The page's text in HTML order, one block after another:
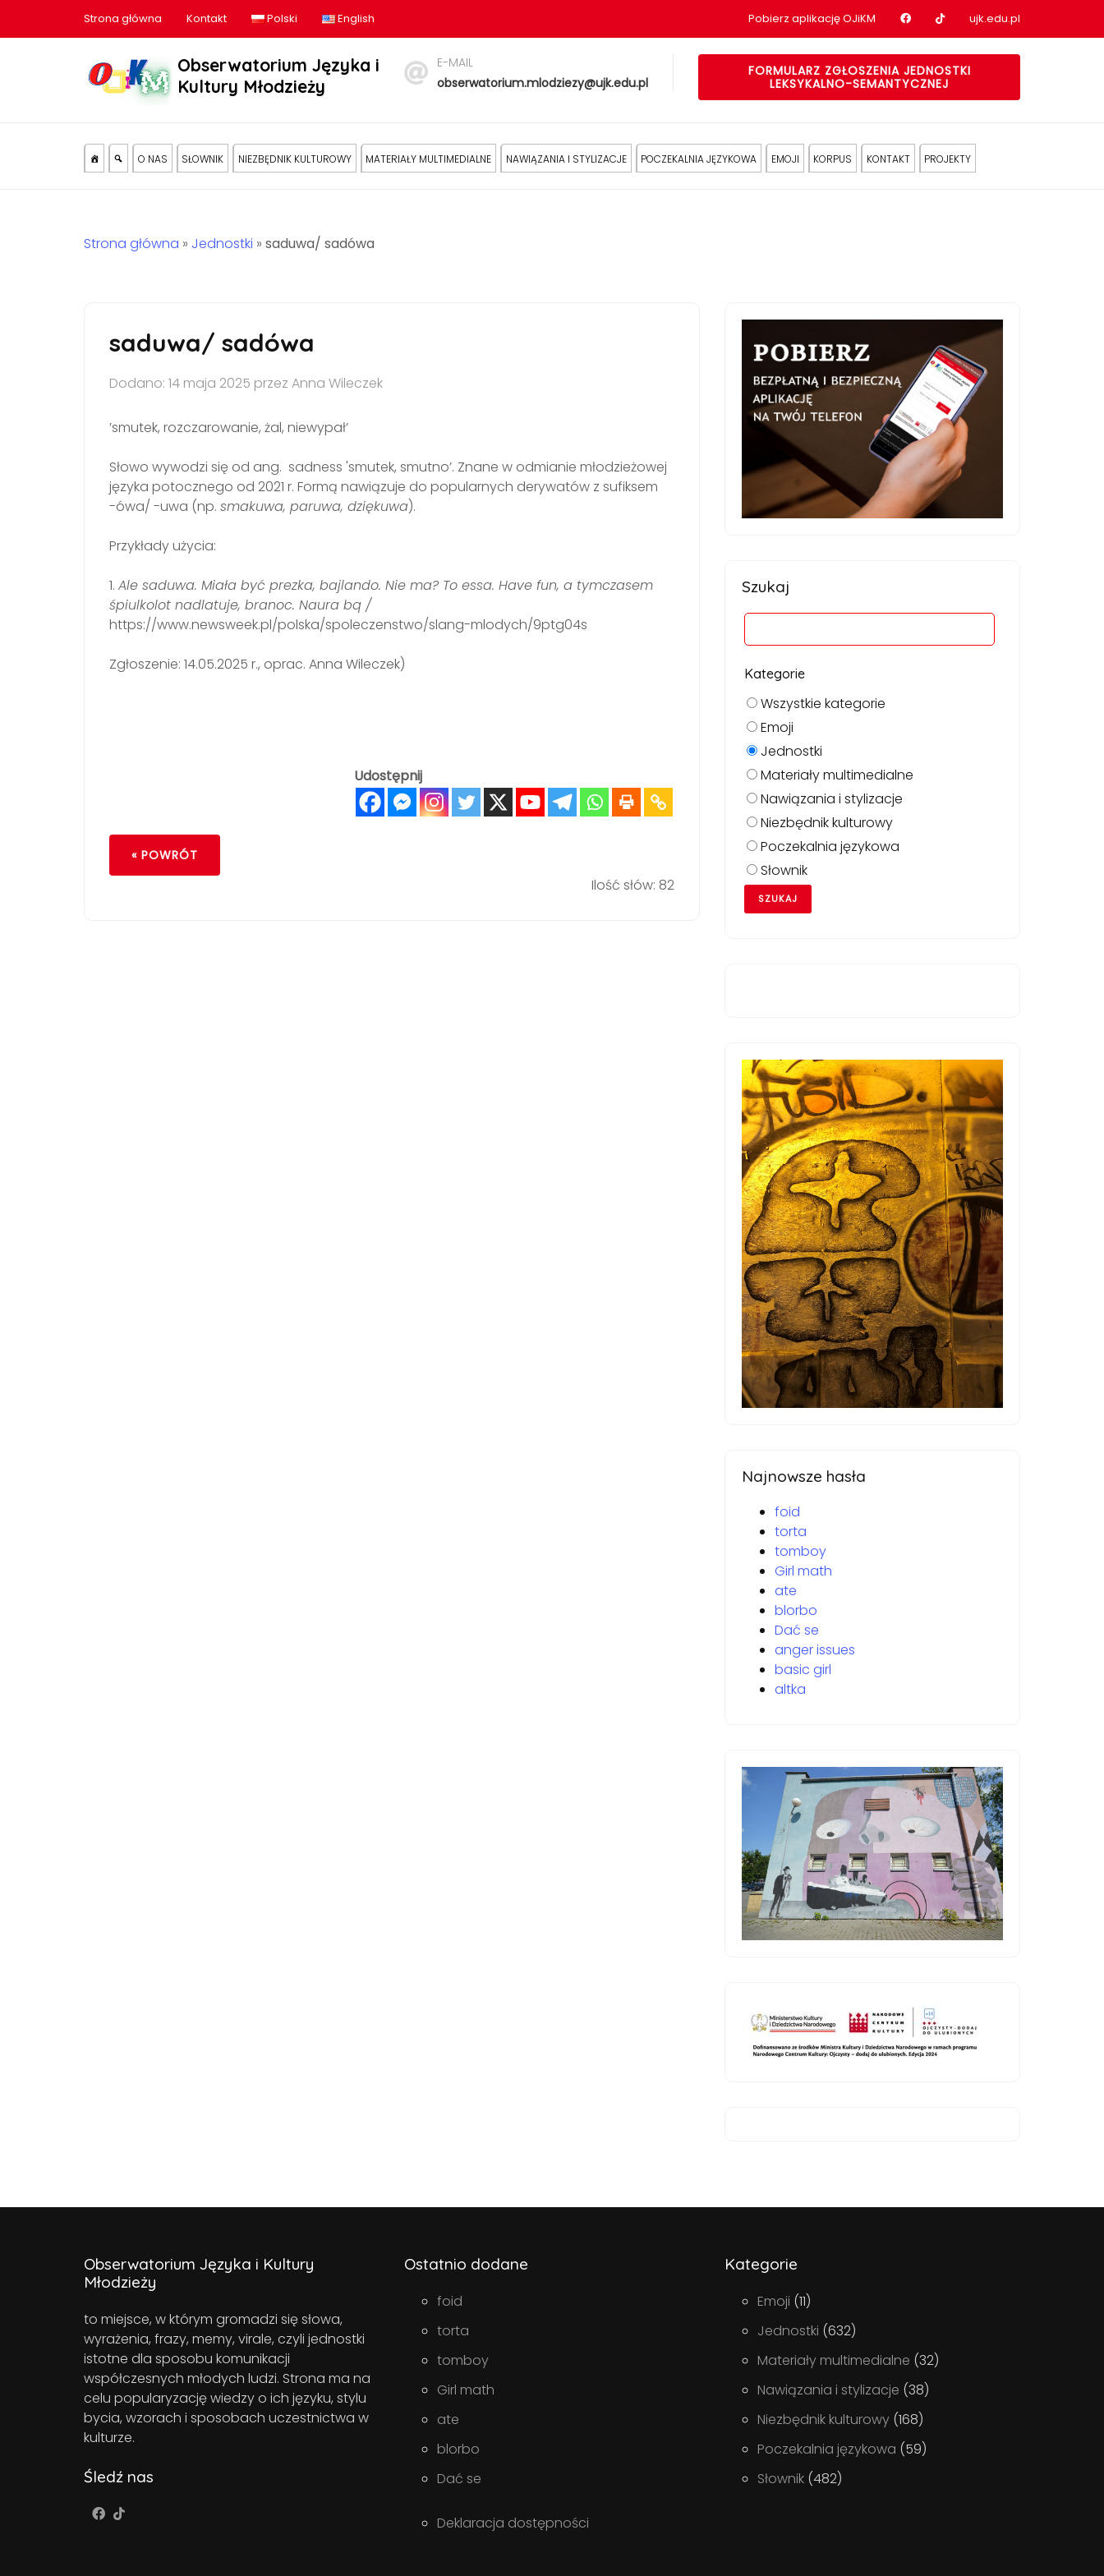
Strona główna Kontakt Polski English Pobierz aplikację OJiKM Nasz profil na Facebook
Nasz profil na tiktok
ujk.edu.pl
Obserwatorium Języka i
Kultury Młodzieży
E-MAIL
obserwatorium.mlodziezy@ujk.edu.pl
FORMULARZ ZGŁOSZENIA JEDNOSTKI
LEKSYKALNO-SEMANTYCZNEJ
O NAS SŁOWNIK NIEZBĘDNIK KULTUROWY MATERIAŁY MULTIMEDIALNE NAWIĄZANIA I STYLIZACJE POCZEKALNIA JĘZYKOWA EMOJI KORPUS KONTAKT PROJEKTY
Strona główna » Jednostki » saduwa/ sadówa
saduwa/ sadówa
Dodano: 14 maja 2025 przez Anna Wileczek
’smutek, rozczarowanie, żal, niewypał’
Słowo wywodzi się od ang. sadness 'smutek, smutno’. Znane w odmianie młodzieżowej
języka potocznego od 2021 r. Formą nawiązuje do popularnych derywatów z sufiksem
-ówa/ -uwa (np. smakuwa, paruwa, dziękuwa).
Przykłady użycia:
1. Ale saduwa. Miała być prezka, bajlando. Nie ma? To essa. Have fun, a tymczasem
śpiulkolot nadlatuje, branoc. Naura bq /
https://www.newsweek.pl/polska/spoleczenstwo/slang-mlodych/9ptg04s
Zgłoszenie: 14.05.2025 r., oprac. Anna Wileczek)
Udostępnij
« POWRÓT
Ilość słów: 82
Szukaj
Kategorie
Wszystkie kategorie
Emoji
Jednostki
Materiały multimedialne
Nawiązania i stylizacje
Niezbędnik kulturowy
Poczekalnia językowa
Słownik
Najnowsze hasła
foid
torta
tomboy
Girl math
ate
blorbo
Dać se
anger issues
basic girl
altka
Obserwatorium Języka i Kultury
Młodzieży
to miejsce, w którym gromadzi się słowa,
wyrażenia, frazy, memy, virale, czyli jednostki
istotne dla sposobu komunikacji
współczesnych młodych ludzi. Strona ma na
celu popularyzację wiedzy o ich języku, stylu
bycia, wzorach i sposobach uczestnictwa w
kulturze.
Śledź nas
Ostatnio dodane
foid
torta
tomboy
Girl math
ate
blorbo
Dać se
Deklaracja dostępności
Kategorie
Emoji (11)
Jednostki (632)
Materiały multimedialne (32)
Nawiązania i stylizacje (38)
Niezbędnik kulturowy (168)
Poczekalnia językowa (59)
Słownik (482)